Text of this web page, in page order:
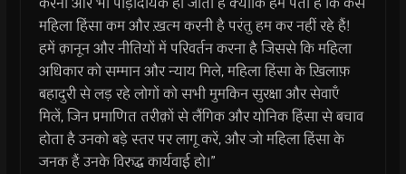
महिला हिंसा कम और ख़त्म करनी है परंतु हम कर नहीं रहे हैं!
हमें क़ानून और नीतियों में परिवर्तन करना है जिससे कि महिला
अधिकार को सम्मान और न्याय मिले, महिला हिंसा के ख़िलाफ़
बहादुरी से लड़ रहे लोगों को सभी मुमकिन सुरक्षा और सेवाएँ
मिलें, जिन प्रमाणित तरीक़ों से लैंगिक और योनिक हिंसा से बचाव
होता है उनको बड़े स्तर पर लागू करें, और जो महिला हिंसा के
जनक हैं उनके विरुद्ध कार्यवाई हो।”